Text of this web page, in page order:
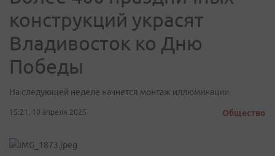
конструкций украсят
Владивосток ко Дню
Победы
На следующей неделе начнется монтаж иллюминации
15:21, 10 апреля 2025 Общество